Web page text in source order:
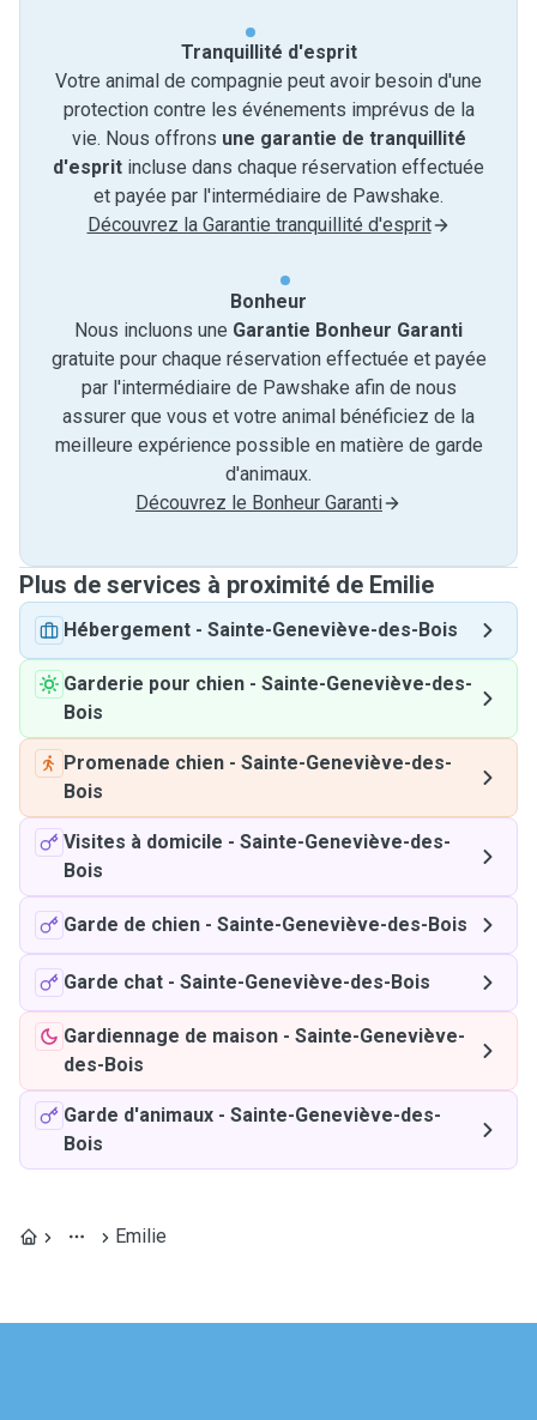
Tranquillité d'esprit
Votre animal de compagnie peut avoir besoin d'une
protection contre les événements imprévus de la
vie. Nous offrons une garantie de tranquillité
d'esprit incluse dans chaque réservation effectuée
et payée par l'intermédiaire de Pawshake.
Découvrez la Garantie tranquillité d'esprit
Bonheur
Nous incluons une Garantie Bonheur Garanti
gratuite pour chaque réservation effectuée et payée
par l'intermédiaire de Pawshake afin de nous
assurer que vous et votre animal bénéficiez de la
meilleure expérience possible en matière de garde
d'animaux.
Découvrez le Bonheur Garanti
Plus de services à proximité de Emilie
Hébergement - Sainte-Geneviève-des-Bois
Garderie pour chien - Sainte-Geneviève-des-
Bois
Promenade chien - Sainte-Geneviève-des-
Bois
Visites à domicile - Sainte-Geneviève-des-
Bois
Garde de chien - Sainte-Geneviève-des-Bois
Garde chat - Sainte-Geneviève-des-Bois
Gardiennage de maison - Sainte-Geneviève-
des-Bois
Garde d'animaux - Sainte-Geneviève-des-
Bois
Emilie